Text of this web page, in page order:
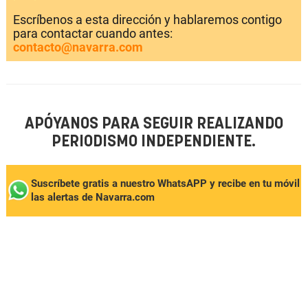
Escríbenos a esta dirección y hablaremos contigo
para contactar cuando antes:
contacto@navarra.com
APÓYANOS PARA SEGUIR REALIZANDO
PERIODISMO INDEPENDIENTE.
Suscríbete gratis a nuestro WhatsAPP y recibe en tu móvil
las alertas de Navarra.com